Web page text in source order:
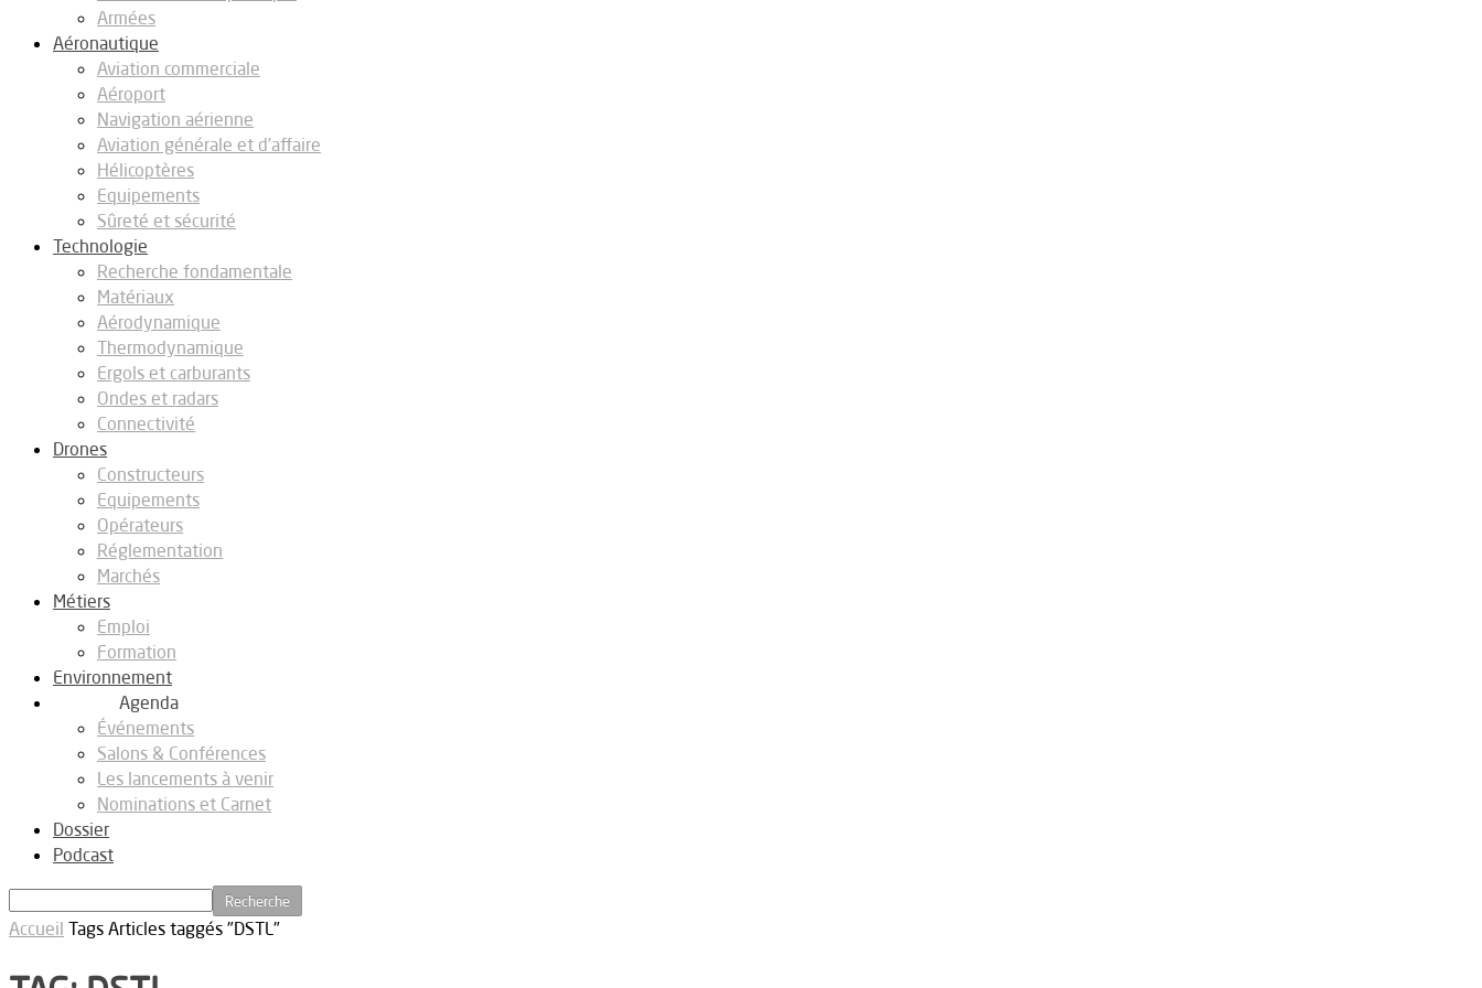
Armées
Aéronautique
Aviation commerciale
Aéroport
Navigation aérienne
Aviation générale et d’affaire
Hélicoptères
Equipements
Sûreté et sécurité
Technologie
Recherche fondamentale
Matériaux
Aérodynamique
Thermodynamique
Ergols et carburants
Ondes et radars
Connectivité
Drones
Constructeurs
Equipements
Opérateurs
Réglementation
Marchés
Métiers
Emploi
Formation
Environnement
Agenda
Événements
Salons & Conférences
Les lancements à venir
Nominations et Carnet
Dossier
Podcast
Accueil Tags Articles taggés "DSTL"